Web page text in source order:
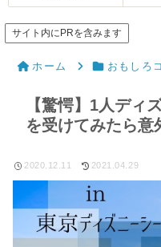
サイト内にPRを含みます
ホーム おもしろ
【驚愕】1人ディ
を受けてみたら
2020.12.11 2021.04.29